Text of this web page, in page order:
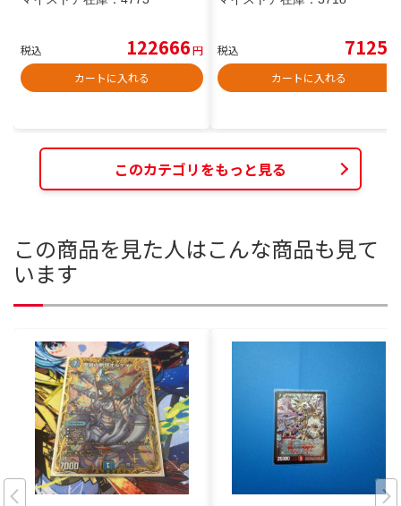
税込 122666円
カートに入れる
税込 7125
カートに入れる
このカテゴリをもっと見る
この商品を見た人はこんな商品も見て
います